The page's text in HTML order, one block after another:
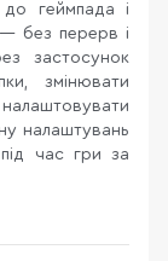
геймпада і
без перерв і
застосунок
змінювати
налаштувань
час гри за